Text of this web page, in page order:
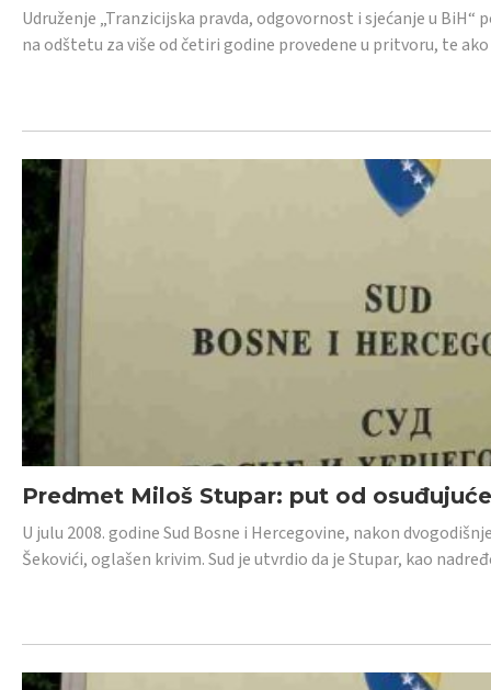
Udruženje „Tranzicijska pravda, odgovornost i sjećanje u
na odštetu za više od četiri godine provedene u pritvoru, te
Predmet Miloš Stupar: put od
U julu 2008. godine Sud Bosne i Hercegovine, nakon
Šekovići, oglašen krivim. Sud je utvrdio da je Stupar, kao